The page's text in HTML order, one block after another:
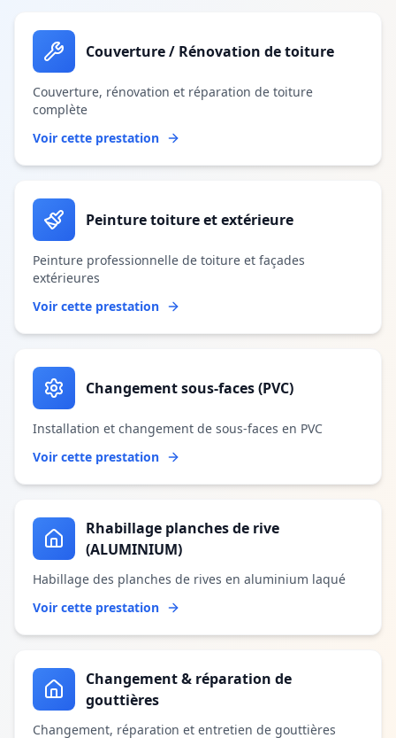
Couverture / Rénovation de toiture
Couverture, rénovation et réparation de toiture
complète
Voir cette prestation
Peinture toiture et extérieure
Peinture professionnelle de toiture et façades
extérieures
Voir cette prestation
Changement sous-faces (PVC)
Installation et changement de sous-faces en PVC
Voir cette prestation
Rhabillage planches de rive
(ALUMINIUM)
Habillage des planches de rives en aluminium laqué
Voir cette prestation
Changement & réparation de
gouttières
Changement, réparation et entretien de gouttières